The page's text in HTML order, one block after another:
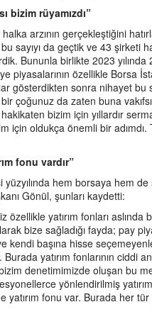
bizim rüyamızdı”
arzının gerçekleştiğini
sayıyı da geçtik ve 43 şirketi
Bununla birlikte 2023
piyasalarının özellikle Borsa
gösterdikten sonra nihayet
çoğunuz da zaten buna
hakikaten bizim için yıllardır
oldukça önemli bir adımdı.
fonu vardır”
yüzyılında hem borsaya hem
Gönül, şunları kaydetti:
özellikle yatırım fonları
bize sağladığı fayda; pay
kendi başına hisse
yatırım fonlarının ciddi
denetimimizde oluşan bu
yönlendirilmiş
fonu var. Burada her tür